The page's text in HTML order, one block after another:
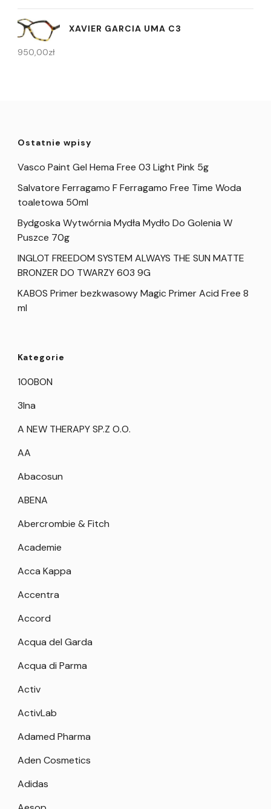
XAVIER GARCIA UMA C3
950,00zł
Ostatnie wpisy
Vasco Paint Gel Hema Free 03 Light Pink 5g
Salvatore Ferragamo F Ferragamo Free Time Woda
toaletowa 50ml
Bydgoska Wytwórnia Mydła Mydło Do Golenia W
Puszce 70g
INGLOT FREEDOM SYSTEM ALWAYS THE SUN MATTE
BRONZER DO TWARZY 603 9G
KABOS Primer bezkwasowy Magic Primer Acid Free 8
ml
Kategorie
100BON
3Ina
A NEW THERAPY SP.Z O.O.
AA
Abacosun
ABENA
Abercrombie & Fitch
Academie
Acca Kappa
Accentra
Accord
Acqua del Garda
Acqua di Parma
Activ
ActivLab
Adamed Pharma
Aden Cosmetics
Adidas